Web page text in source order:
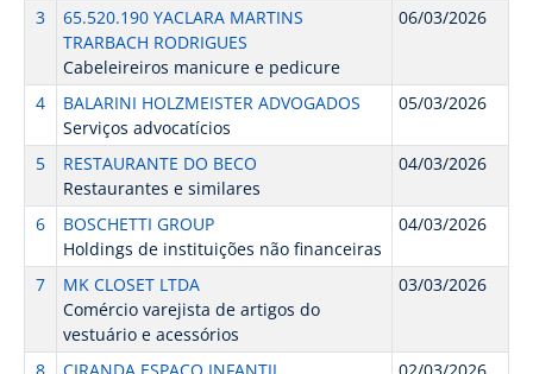
3
65.520.190 YACLARA MARTINS
TRARBACH RODRIGUES
Cabeleireiros manicure e pedicure
06/03/2026
4
BALARINI HOLZMEISTER ADVOGADOS
Serviços advocatícios
05/03/2026
5
RESTAURANTE DO BECO
Restaurantes e similares
04/03/2026
6
BOSCHETTI GROUP
Holdings de instituições não financeiras
04/03/2026
7
MK CLOSET LTDA
Comércio varejista de artigos do
vestuário e acessórios
03/03/2026